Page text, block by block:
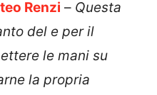
Renzi – Questa
del e per il
le mani su
la propria